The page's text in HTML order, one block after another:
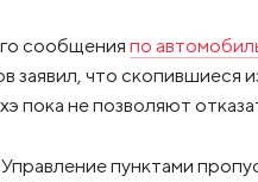
сообщения по
что скопившиеся
пока не позволяют
пунктами